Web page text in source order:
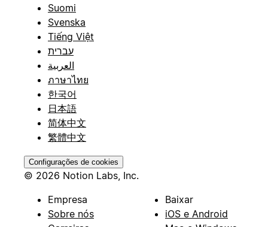
Suomi
Svenska
Tiếng Việt
עברית
العربية
ภาษาไทย
한국어
日本語
简体中文
繁體中文
Configurações de cookies
© 2026 Notion Labs, Inc.
Empresa
Sobre nós
Baixar
iOS e Android